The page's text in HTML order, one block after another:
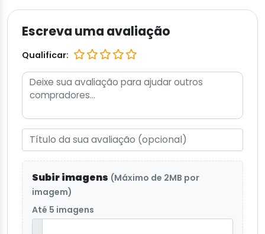
Escreva uma avaliação
Qualificar:
Subir imagens (Máximo de 2MB por
imagem)
Até 5 imagens